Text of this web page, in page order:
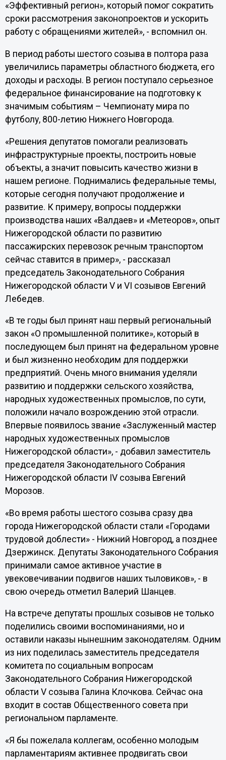
«Эффективный регион», который помог сократить
сроки рассмотрения законопроектов и ускорить
работу с обращениями жителей», - вспомнил он.
В период работы шестого созыва в полтора раза
увеличились параметры областного бюджета, его
доходы и расходы. В регион поступало серьезное
федеральное финансирование на подготовку к
значимым событиям – Чемпионату мира по
футболу, 800-летию Нижнего Новгорода.
«Решения депутатов помогали реализовать
инфраструктурные проекты, построить новые
объекты, а значит повысить качество жизни в
нашем регионе. Поднимались федеральные темы,
которые сегодня получают продолжение и
развитие. К примеру, вопросы поддержки
производства наших «Валдаев» и «Метеоров», опыт
Нижегородской области по развитию
пассажирских перевозок речным транспортом
сейчас ставится в пример», - рассказал
председатель Законодательного Собрания
Нижегородской области V и VI созывов Евгений
Лебедев.
«В те годы был принят наш первый региональный
закон «О промышленной политике», который в
последующем был принят на федеральном уровне
и был жизненно необходим для поддержки
предприятий. Очень много внимания уделяли
развитию и поддержки сельского хозяйства,
народных художественных промыслов, по сути,
положили начало возрождению этой отрасли.
Впервые появилось звание «Заслуженный мастер
народных художественных промыслов
Нижегородской области», - добавил заместитель
председателя Законодательного Собрания
Нижегородской области IV созыва Евгений
Морозов.
«Во время работы шестого созыва сразу два
города Нижегородской области стали «Городами
трудовой доблести» - Нижний Новгород, а позднее
Дзержинск. Депутаты Законодательного Собрания
принимали самое активное участие в
увековечивании подвигов наших тыловиков», - в
свою очередь отметил Валерий Шанцев.
На встрече депутаты прошлых созывов не только
поделились своими воспоминаниями, но и
оставили наказы нынешним законодателям. Одним
из них поделилась заместитель председателя
комитета по социальным вопросам
Законодательного Собрания Нижегородской
области V созыва Галина Клочкова. Сейчас она
входит в состав Общественного совета при
региональном парламенте.
«Я бы пожелала коллегам, особенно молодым
парламентариям активнее продвигать свои